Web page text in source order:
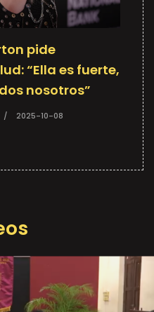
pide
“Ella es fuerte,
nosotros”
2025-10-08